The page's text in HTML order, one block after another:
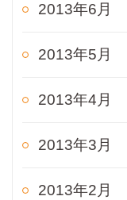
2013年6月
2013年5月
2013年4月
2013年3月
2013年2月